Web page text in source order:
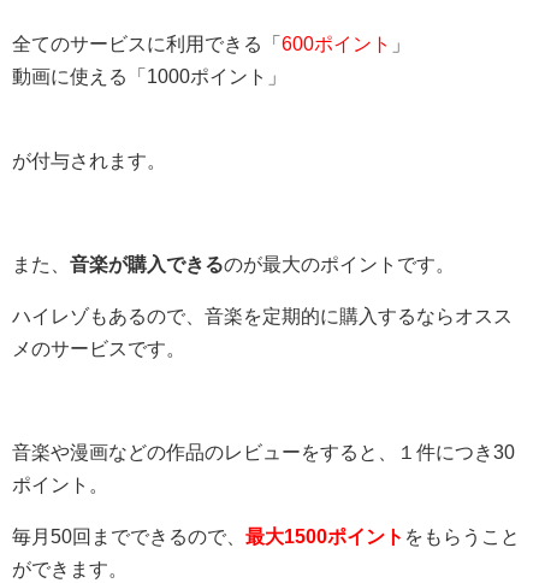
全てのサービスに利用できる「 600ポイント
」
動画に使える「1000ポイント」
が付与されます。
また、 音楽が購入できるのが最大のポイントです。
ハイレゾもあるので、音楽を定期的に購入するならオスス
メのサービスです。
音楽や漫画などの作品のレビューをすると、１件につき30
ポイント。
毎月50回までできるので、 最大1500ポイント をもらうこと
ができます。